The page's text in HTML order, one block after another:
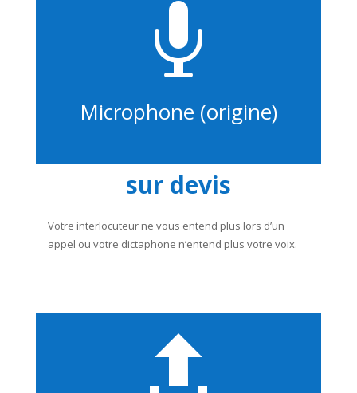

Microphone (origine)
sur devis
Votre interlocuteur ne vous entend plus lors d’un
appel ou votre dictaphone n’entend plus votre voix.
